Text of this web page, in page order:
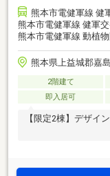
熊本市電健軍線 健
熊本市電健軍線 健軍
熊本市電健軍線 動植
熊本県上益城郡嘉
2階建て
即入居可
【限定2棟】デザイ